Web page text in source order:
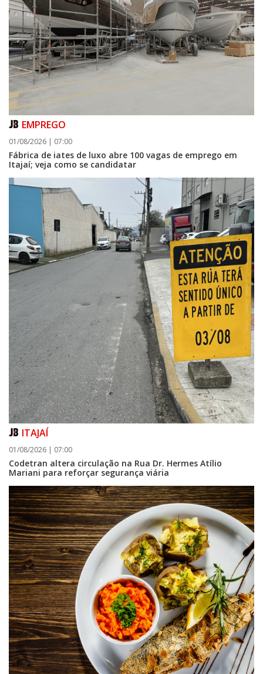
Jordan Hang leva estratégias de marketing e vendas ao InspiraBQ, em
Brusque
ITAPEMA
07/08/2026 | 07:00
Prefeitura de Itapema segue com credenciamento aberto para artistas e
produtores culturais
ITAPEMA
07/08/2026 | 07:00
Itapema se destaca no IDEB e conquista melhor resultado da região
EMPREGO
01/08/2026 | 07:00
Fábrica de iates de luxo abre 100 vagas de emprego em
Itajaí; veja como se candidatar
ITAJAÍ
01/08/2026 | 07:00
Codetran altera circulação na Rua Dr. Hermes Atílio
Mariani para reforçar segurança viária